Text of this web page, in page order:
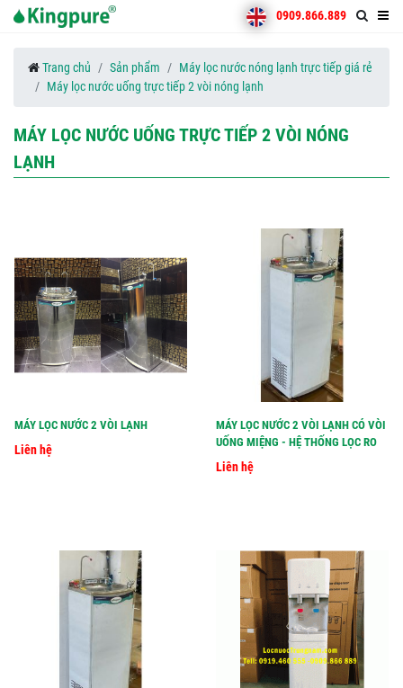
0909.866.889
Trang chủ Sản phẩm
Máy lọc nước nóng lạnh trực tiếp giá rẻ
Máy lọc nước uống trực tiếp 2 vòi nóng lạnh
MÁY LỌC NƯỚC UỐNG TRỰC TIẾP 2 VÒI NÓNG
LẠNH
MÁY LỌC NƯỚC 2 VÒI LẠNH
Liên hệ
MÁY LỌC NƯỚC 2 VÒI LẠNH CÓ VÒI
UỐNG MIỆNG - HỆ THỐNG LỌC RO
Liên hệ